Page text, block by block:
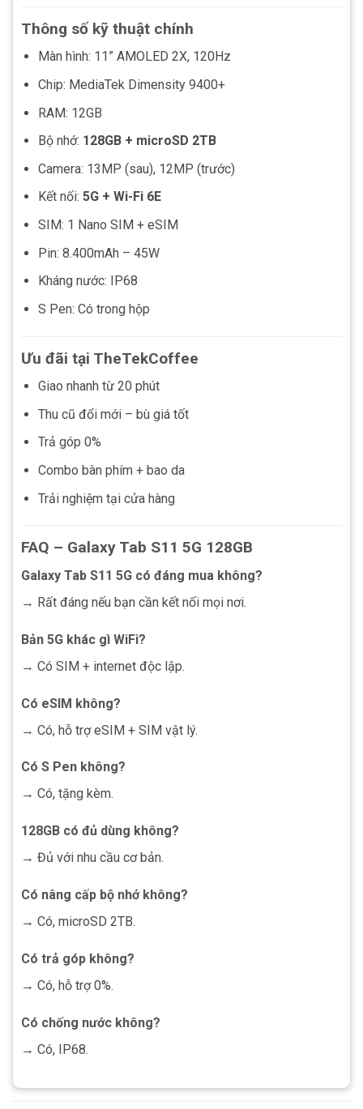
Thông số kỹ thuật chính
Màn hình: 11” AMOLED 2X, 120Hz
Chip: MediaTek Dimensity 9400+
RAM: 12GB
Bộ nhớ: 128GB + microSD 2TB
Camera: 13MP (sau), 12MP (trước)
Kết nối: 5G + Wi-Fi 6E
SIM: 1 Nano SIM + eSIM
Pin: 8.400mAh – 45W
Kháng nước: IP68
S Pen: Có trong hộp
Ưu đãi tại TheTekCoffee
Giao nhanh từ 20 phút
Thu cũ đổi mới – bù giá tốt
Trả góp 0%
Combo bàn phím + bao da
Trải nghiệm tại cửa hàng
FAQ – Galaxy Tab S11 5G 128GB
Galaxy Tab S11 5G có đáng mua không?
→ Rất đáng nếu bạn cần kết nối mọi nơi.
Bản 5G khác gì WiFi?
→ Có SIM + internet độc lập.
Có eSIM không?
→ Có, hỗ trợ eSIM + SIM vật lý.
Có S Pen không?
→ Có, tặng kèm.
128GB có đủ dùng không?
→ Đủ với nhu cầu cơ bản.
Có nâng cấp bộ nhớ không?
→ Có, microSD 2TB.
Có trả góp không?
→ Có, hỗ trợ 0%.
Có chống nước không?
→ Có, IP68.